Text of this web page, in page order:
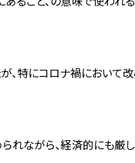
、特にコロナ禍において
がら、経済的にも厳し